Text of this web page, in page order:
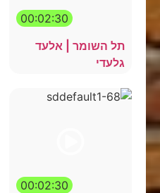
00:02:30
תל השומר | אלעד
גלעדי
00:02:30